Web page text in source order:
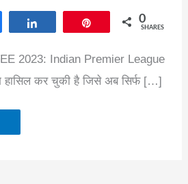
0
SHARES
2023: Indian Premier League
हासिल कर चुकी है जिसे अब सिर्फ […]